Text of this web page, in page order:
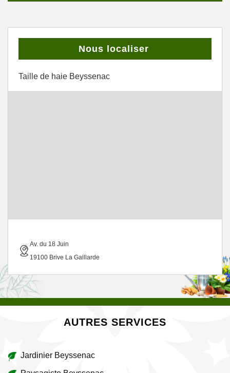
Nous localiser
Taille de haie Beyssenac
Av. du 18 Juin
19100 Brive La Gaillarde
AUTRES SERVICES
Jardinier Beyssenac